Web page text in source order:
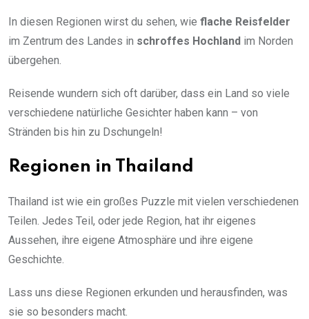
In diesen Regionen wirst du sehen, wie flache Reisfelder
im Zentrum des Landes in schroffes Hochland im Norden
übergehen.
Reisende wundern sich oft darüber, dass ein Land so viele
verschiedene natürliche Gesichter haben kann – von
Stränden bis hin zu Dschungeln!
Regionen in Thailand
Thailand ist wie ein großes Puzzle mit vielen verschiedenen
Teilen. Jedes Teil, oder jede Region, hat ihr eigenes
Aussehen, ihre eigene Atmosphäre und ihre eigene
Geschichte.
Lass uns diese Regionen erkunden und herausfinden, was
sie so besonders macht.